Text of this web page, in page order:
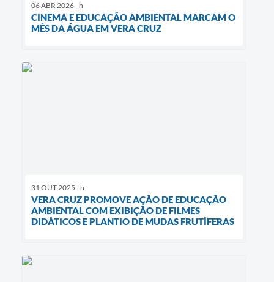
06 ABR 2026 - h
CINEMA E EDUCAÇÃO AMBIENTAL MARCAM O
MÊS DA ÁGUA EM VERA CRUZ
31 OUT 2025 - h
VERA CRUZ PROMOVE AÇÃO DE EDUCAÇÃO
AMBIENTAL COM EXIBIÇÃO DE FILMES
DIDÁTICOS E PLANTIO DE MUDAS FRUTÍFERAS